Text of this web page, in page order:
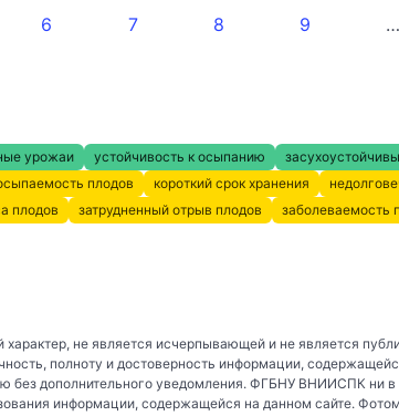
6 7 8 9 …
урожаи устойчивость к осыпанию
плодов короткий срок хранения
плодов затрудненный отрыв плодов заболеваемость
не является исчерпывающей и не является
полноту и достоверность информации,
дополнительного уведомления. ФГБНУ ВНИИСПК ни в
информации, содержащейся на данном сайте.